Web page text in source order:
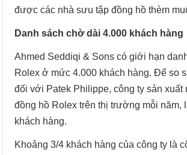
được các nhà sưu tập đồng hồ thèm
Danh sách chờ dài 4.000 khách hàng
Ahmed Seddiqi & Sons có giới hạn
Rolex ở mức 4.000 khách hàng. Để so
đối với Patek Philippe, công ty sản xuất
đồng hồ Rolex trên thị trường mỗi năm,
khách hàng.
Khoảng 3/4 khách hàng của công ty là